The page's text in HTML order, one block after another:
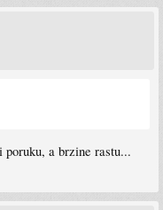
a brzine rastu...